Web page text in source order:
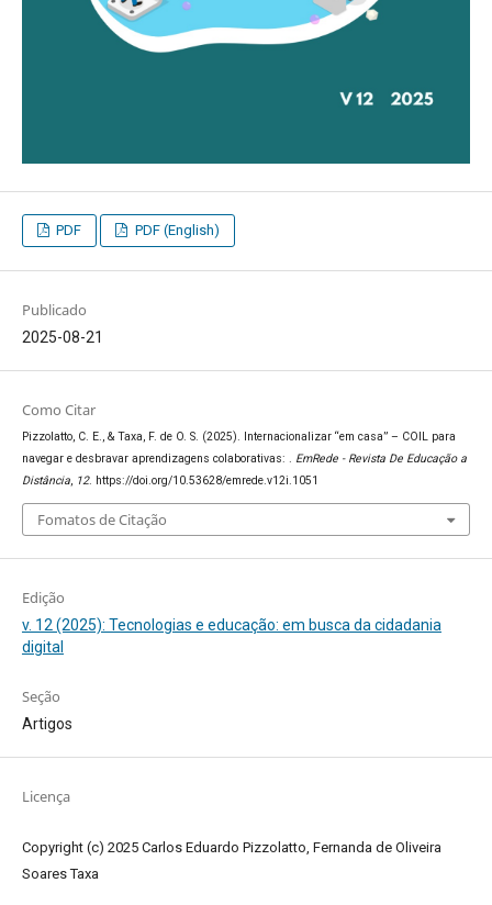
PDF PDF (English)
Publicado
2025-08-21
Como Citar
Pizzolatto, C. E., & Taxa, F. de O. S. (2025). Internacionalizar “em casa” – COIL para
navegar e desbravar aprendizagens colaborativas: . EmRede - Revista De Educação a
Distância, 12. https://doi.org/10.53628/emrede.v12i.1051
Fomatos de Citação
Edição
v. 12 (2025): Tecnologias e educação: em busca da cidadania
digital
Seção
Artigos
Licença
Copyright (c) 2025 Carlos Eduardo Pizzolatto, Fernanda de Oliveira
Soares Taxa